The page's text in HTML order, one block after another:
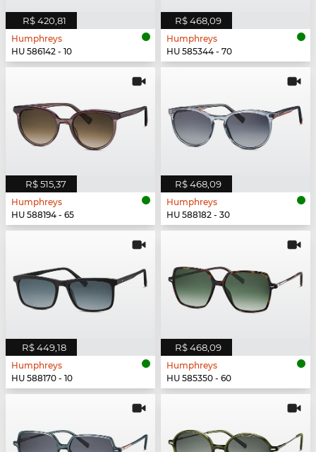
R$ 420,81
Humphreys
HU 586142 - 10
R$ 468,09
Humphreys
HU 585344 - 70
R$ 515,37
Humphreys
HU 588194 - 65
R$ 468,09
Humphreys
HU 588182 - 30
R$ 449,18
Humphreys
HU 588170 - 10
R$ 468,09
Humphreys
HU 585350 - 60